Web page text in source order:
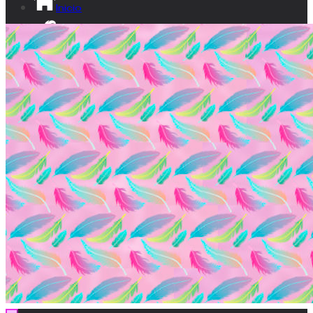
Inicio
¡Sé lumita!
Ikusgune
Vídeos
Documental
Transparencia
Contacto
EU
ES